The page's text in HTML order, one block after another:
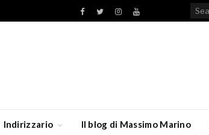
Facebook
TwitterInstagramYouTube
Indirizzario Il blog di Massimo Marino